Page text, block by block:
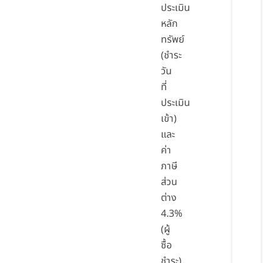
ประเมิน
หลัก
ทรัพย์
(ชำระ
วัน
ที่
ประเมิน
เข้า)
และ
ค่า
ภาษี
ส่วน
ต่าง
4.3%
(ผู้
ซื้อ